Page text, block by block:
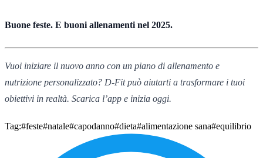
Buone feste. E buoni allenamenti nel 2025.
Vuoi iniziare il nuovo anno con un piano di allenamento e
nutrizione personalizzato? D-Fit può aiutarti a trasformare i tuoi
obiettivi in realtà. Scarica l’app e inizia oggi.
Tag:#feste#natale#capodanno#dieta#alimentazione sana#equilibrio